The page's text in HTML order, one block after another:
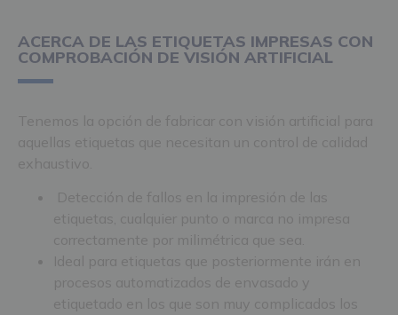
ACERCA DE LAS ETIQUETAS IMPRESAS CON
COMPROBACIÓN DE VISIÓN ARTIFICIAL
Tenemos la opción de fabricar con visión artificial para
aquellas etiquetas que necesitan un control de calidad
exhaustivo.
Detección de fallos en la impresión de las
etiquetas, cualquier punto o marca no impresa
correctamente por milimétrica que sea.
Ideal para etiquetas que posteriormente irán en
procesos automatizados de envasado y
etiquetado en los que son muy complicados los